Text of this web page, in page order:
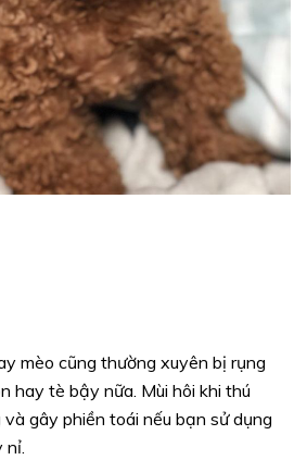
mèo cũng thường xuyên bị rụng
hay tè bậy nữa. Mùi hôi khi thú
gây phiền toái nếu bạn sử dụng